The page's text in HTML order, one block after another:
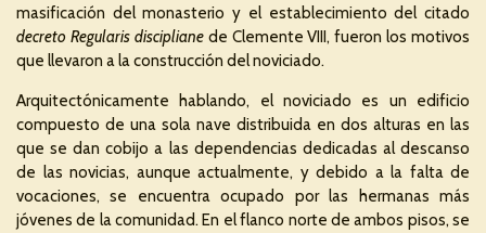
masificación del monasterio y el establecimiento del citado
decreto Regularis disciplianede Clemente VIII, fueron los motivos
que llevaron a la construcción del noviciado.
Arquitectónicamente hablando, el noviciado es un edificio
compuesto de una sola nave distribuida en dos alturas en las
que se dan cobijo a las dependencias dedicadas al descanso
de las novicias, aunque actualmente, y debido a la falta de
vocaciones, se encuentra ocupado por las hermanas más
jóvenes de la comunidad. En el flanco norte de ambos pisos, se